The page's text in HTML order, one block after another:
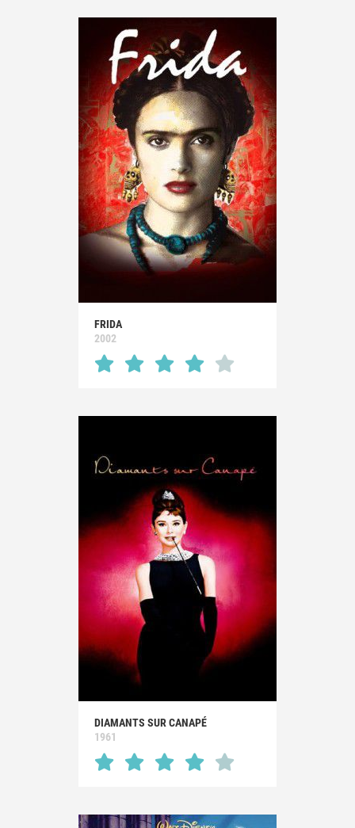
FRIDA
2002
DIAMANTS SUR CANAPÉ
1961